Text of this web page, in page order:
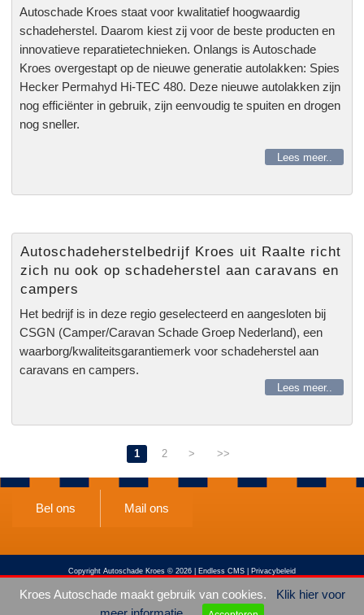
Autoschade Kroes staat voor kwalitatief hoogwaardig
schadeherstel. Daarom kiest zij voor de beste producten en
innovatieve reparatietechnieken. Onlangs is Autoschade
Kroes overgestapt op de nieuwe generatie autolakken: Spies
Hecker Permahyd Hi-TEC 480. Deze nieuwe autolakken zijn
nog efficiënter in gebruik, zijn eenvoudig te spuiten en drogen
nog sneller.
Lees meer..
Autoschadeherstelbedrijf Kroes uit Raalte richt
zich nu ook op schadeherstel aan caravans en
campers
Het bedrijf is in deze regio geselecteerd en aangesloten bij
CSGN (Camper/Caravan Schade Groep Nederland), een
waarborg/kwaliteitsgarantiemerk voor schadeherstel aan
caravans en campers.
Lees meer..
1 2 > >>
Bel ons Mail ons
Copyright Autoschade Kroes © 2026 | Endless CMS Privacybeleid
Kroes Autoschade maakt gebruik van cookies.
Klik hier voor